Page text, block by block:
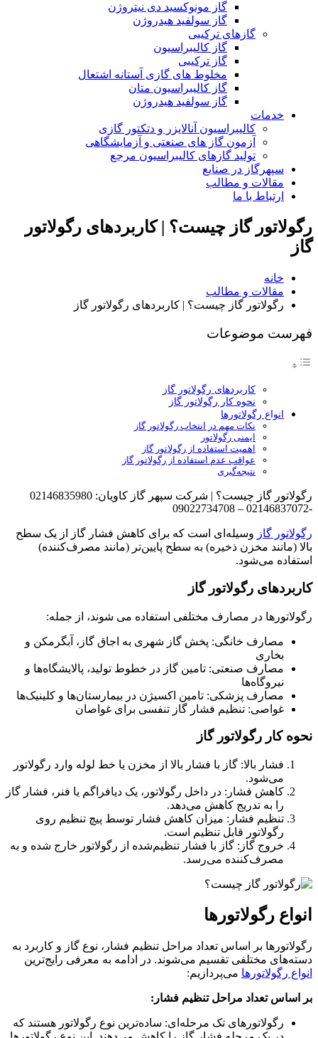
گاز مونوکسید دی نیتروژن
گاز سولفید هیدروژن
گازهای ترکیبی
گاز کالیبراسیون
گاز ترکیبی
مخلوط های گازی آستانه اشتعال
گاز کالیبراسیون متان
گاز سولفید هیدروژن
خدمات
کالیبراسیون آنالایزر و دتکتور گازی
آزمون گاز های صنعتی و آزمایشگاهی
تولید گازهای کالیبراسیون مرجع
سپهرگاز در صنایع
مقالات و مطالب
ارتباط با ما
رگولاتور گاز چیست؟ | کاربردهای رگولاتور
گاز
خانه
مقالات و مطالب
رگولاتور گاز چیست؟ | کاربردهای رگولاتور گاز
فهرست موضوعات
کاربردهای رگولاتور گاز
نحوه کار رگولاتور گاز
انواع رگولاتورها
نکات مهم در انتخاب رگولاتور گاز
ایمنی رگولاتور
اهمیت استفاده از رگولاتور گاز
عواقب عدم استفاده از رگولاتور گاز
نتیجه‌گیری
رگولاتور گاز چیست؟ | شرکت سپهر گاز کاویان: 02146835980
-02146837072 – 09022734708
رگولاتور گاز وسیله‌ای است که برای کاهش فشار گاز از یک سطح
بالا (مانند مخزن ذخیره) به سطح پایین‌تر (مانند مصرف‌کننده)
استفاده می‌شود.
کاربردهای رگولاتور گاز
رگولاتورها در مصارف مختلفی استفاده می شوند، از جمله:
مصارف خانگی: پخش گاز شهری به اجاق گاز، آبگرمکن و
بخاری
مصارف صنعتی: تامین گاز در خطوط تولید، پالایشگاه‌ها و
نیروگاه‌ها
مصارف پزشکی: تامین اکسیژن در بیمارستان‌ها و کلینیک‌ها
غواصی: تنظیم فشار گاز تنفسی برای غواصان
نحوه کار رگولاتور گاز
فشار بالا: گاز با فشار بالا از مخزن یا خط لوله وارد رگولاتور
می‌شود.
کاهش فشار: در داخل رگولاتور، یک دیافراگم یا فنر، فشار گاز
را به تدریج کاهش می‌دهد.
تنظیم فشار: میزان کاهش فشار توسط پیچ تنظیم روی
رگولاتور قابل تنظیم است.
خروج گاز: گاز با فشار تنظیم‌شده از رگولاتور خارج شده و به
مصرف‌کننده می‌رسد.
انواع رگولاتورها
رگولاتورها بر اساس تعداد مراحل تنظیم فشار، نوع گاز و کاربرد به
دسته‌های مختلفی تقسیم می‌شوند. در ادامه به معرفی رایج‌ترین
انواع رگولاتورها می‌پردازیم:
بر اساس تعداد مراحل تنظیم فشار:
رگولاتورهای تک مرحله‌ای: ساده‌ترین نوع رگولاتور هستند که